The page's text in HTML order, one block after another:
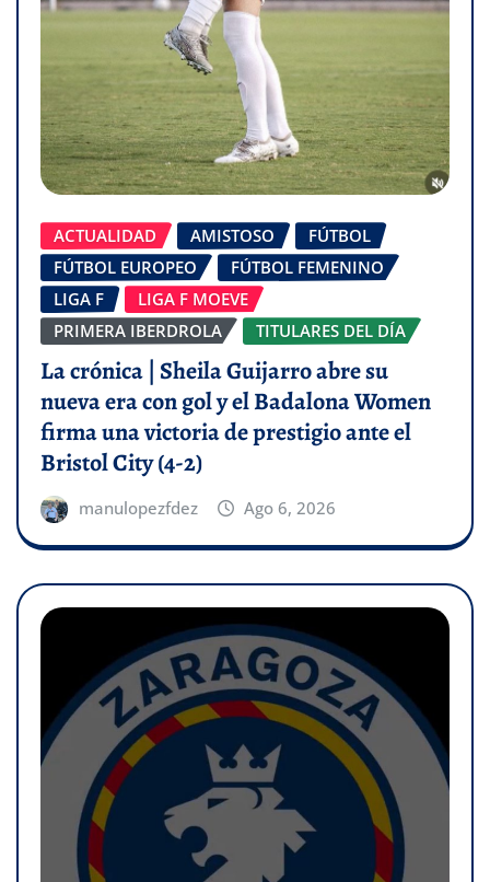
ACTUALIDAD AMISTOSO
FÚTBOL
FÚTBOL EUROPEO
FÚTBOL FEMENINO
LIGA F
LIGA F MOEVE
PRIMERA IBERDROLA
TITULARES DEL DÍA
La crónica | Sheila Guijarro abre su
nueva era con gol y el Badalona Women
firma una victoria de prestigio ante el
Bristol City (4-2)
manulopezfdez Ago 6, 2026